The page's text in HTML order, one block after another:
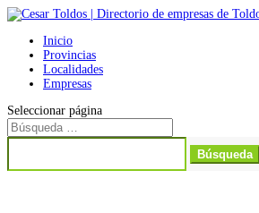
Inicio
Provincias
Localidades
Empresas
Seleccionar página
Buscar: